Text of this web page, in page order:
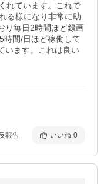
れています。これで
る様になり非常に助
り毎日2時間ほど録画
時間/日ほど稼働して
います。これは良い
報告 いいね 0